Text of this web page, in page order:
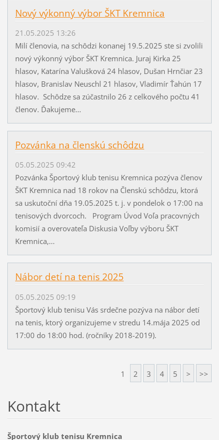
Nový výkonný výbor ŠKT Kremnica
21.05.2025 13:26
Milí členovia, na schôdzi konanej 19.5.2025 ste si zvolili
nový výkonný výbor ŠKT Kremnica. Juraj Kirka 25
hlasov, Katarína Valušková 24 hlasov, Dušan Hrnčiar 23
hlasov, Branislav Neuschl 21 hlasov, Vladimír Ťahún 17
hlasov. Schôdze sa zúčastnilo 26 z celkového počtu 41
členov. Ďakujeme...
Pozvánka na členskú schôdzu
05.05.2025 09:42
Pozvánka Športový klub tenisu Kremnica pozýva členov
ŠKT Kremnica nad 18 rokov na Členskú schôdzu, ktorá
sa uskutoční dňa 19.05.2025 t. j. v pondelok o 17:00 na
tenisových dvorcoch. Program Úvod Voľa pracovných
komisií a overovateľa Diskusia Voľby výboru ŠKT
Kremnica,...
Nábor detí na tenis 2025
05.05.2025 09:19
Športový klub tenisu Vás srdečne pozýva na nábor detí
na tenis, ktorý organizujeme v stredu 14.mája 2025 od
17:00 do 18:00 hod. (ročníky 2018-2019).
1 2 3 4 5 > >>
Kontakt
Športový klub tenisu Kremnica